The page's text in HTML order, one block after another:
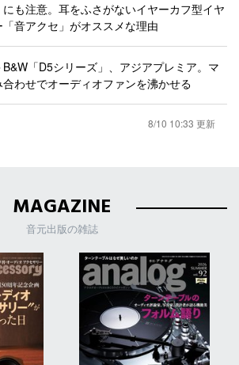
も注意。耳をふさがないイヤーカフ型イヤ
音アクセ」がオススメな理由
B&W「D5シリーズ」、アジアプレミア。マ
わせでオーディオファンを沸かせる
8/10 10:33 更新
MAGAZINE
音元出版の雑誌